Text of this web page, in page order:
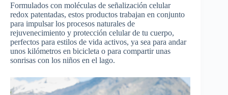
Formulados con moléculas de señalización celular
redox patentadas, estos productos trabajan en conjunto
para impulsar los procesos naturales de
rejuvenecimiento y protección celular de tu cuerpo,
perfectos para estilos de vida activos, ya sea para andar
unos kilómetros en bicicleta o para compartir unas
sonrisas con los niños en el lago.